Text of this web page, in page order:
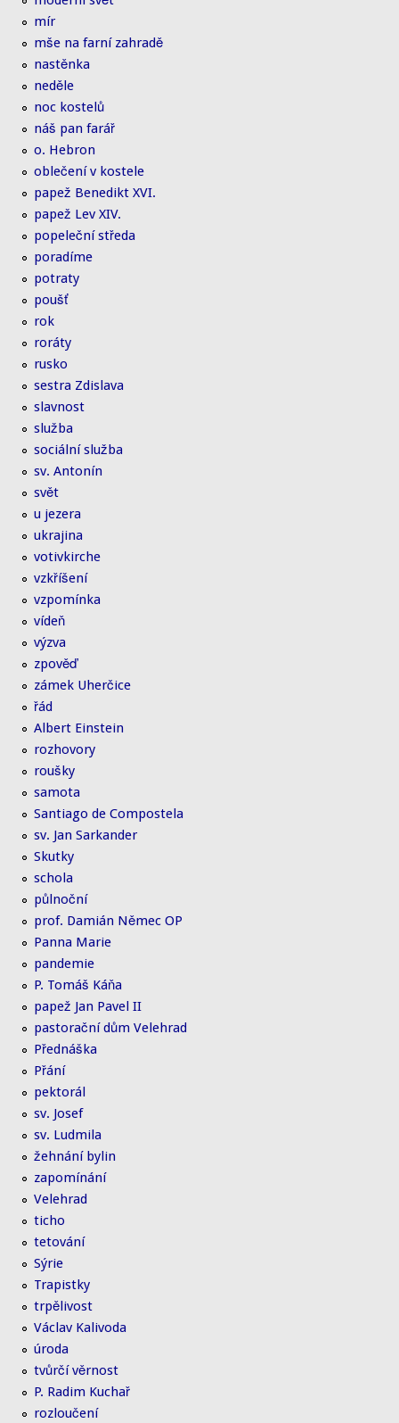
mír
mše na farní zahradě
nastěnka
neděle
noc kostelů
náš pan farář
o. Hebron
oblečení v kostele
papež Benedikt XVI.
papež Lev XIV.
popeleční středa
poradíme
potraty
poušť
rok
roráty
rusko
sestra Zdislava
slavnost
služba
sociální služba
sv. Antonín
svět
u jezera
ukrajina
votivkirche
vzkříšení
vzpomínka
vídeň
výzva
zpověď
zámek Uherčice
řád
Albert Einstein
rozhovory
roušky
samota
Santiago de Compostela
sv. Jan Sarkander
Skutky
schola
půlnoční
prof. Damián Němec OP
Panna Marie
pandemie
P. Tomáš Káňa
papež Jan Pavel II
pastorační dům Velehrad
Přednáška
Přání
pektorál
sv. Josef
sv. Ludmila
žehnání bylin
zapomínání
Velehrad
ticho
tetování
Sýrie
Trapistky
trpělivost
Václav Kalivoda
úroda
tvůrčí věrnost
P. Radim Kuchař
rozloučení